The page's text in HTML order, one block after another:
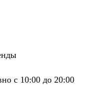
с 10:00 до 20:00